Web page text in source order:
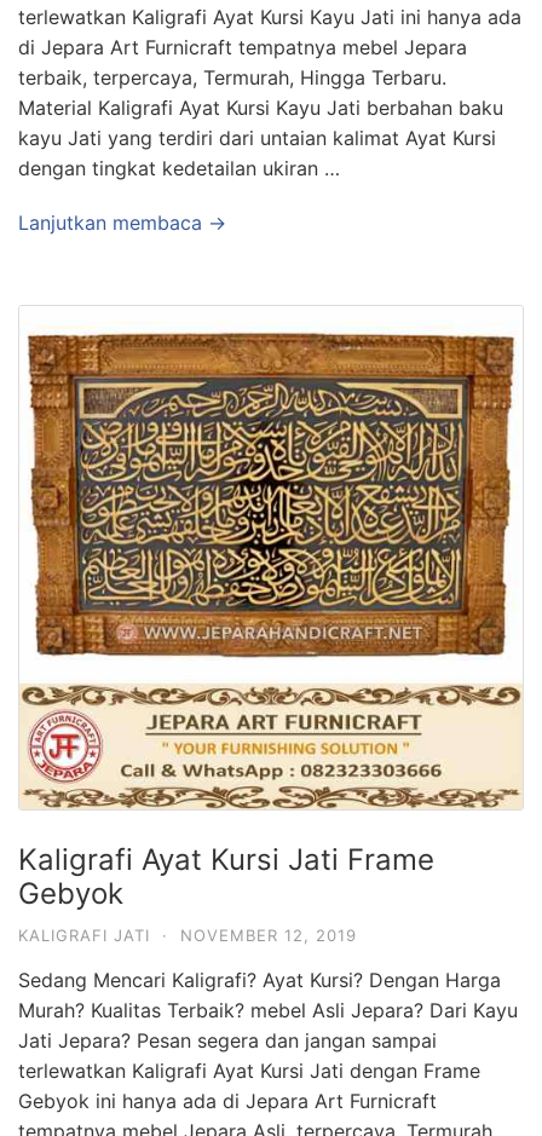
terlewatkan Kaligrafi Ayat Kursi Kayu Jati ini hanya ada
di Jepara Art Furnicraft tempatnya mebel Jepara
terbaik, terpercaya, Termurah, Hingga Terbaru.
Material Kaligrafi Ayat Kursi Kayu Jati berbahan baku
kayu Jati yang terdiri dari untaian kalimat Ayat Kursi
dengan tingkat kedetailan ukiran …
Lanjutkan membaca →
Kaligrafi Ayat Kursi Jati Frame
Gebyok
KALIGRAFI JATI · NOVEMBER 12, 2019
Sedang Mencari Kaligrafi? Ayat Kursi? Dengan Harga
Murah? Kualitas Terbaik? mebel Asli Jepara? Dari Kayu
Jati Jepara? Pesan segera dan jangan sampai
terlewatkan Kaligrafi Ayat Kursi Jati dengan Frame
Gebyok ini hanya ada di Jepara Art Furnicraft
tempatnya mebel Jepara Asli, terpercaya, Termurah,